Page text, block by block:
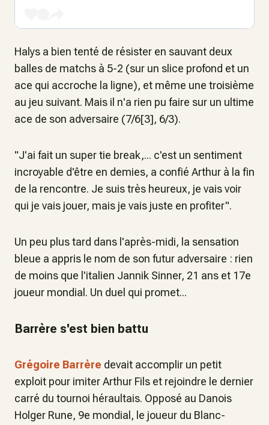
Halys a bien tenté de résister en sauvant deux
balles de matchs à 5-2 (sur un slice profond et un
ace qui accroche la ligne), et même une troisième
au jeu suivant. Mais il n'a rien pu faire sur un ultime
ace de son adversaire (7/6[3], 6/3).
"J'ai fait un super tie break,... c'est un sentiment
incroyable d'être en demies, a confié Arthur à la fin
de la rencontre. Je suis très heureux, je vais voir
qui je vais jouer, mais je vais juste en profiter".
Un peu plus tard dans l'après-midi, la sensation
bleue a appris le nom de son futur adversaire : rien
de moins que l'italien Jannik Sinner, 21 ans et 17e
joueur mondial. Un duel qui promet...
Barrère s'est bien battu
Grégoire Barrère devait accomplir un petit
exploit pour imiter Arthur Fils et rejoindre le dernier
carré du tournoi héraultais. Opposé au Danois
Holger Rune, 9e mondial, le joueur du Blanc-